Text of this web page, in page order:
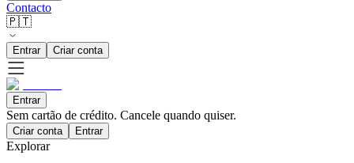
Contacto
🇵🇹
Entrar Criar conta
Entrar
Sem cartão de crédito. Cancele quando quiser.
Criar conta Entrar
Explorar